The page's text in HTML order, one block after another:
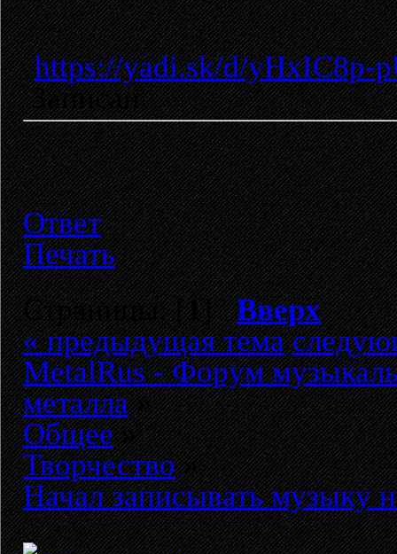
https://yadi.sk/d/yHxIC8p-
Записан
Ответ
Печать
Страницы: [1]Вверх
« предыдущая тема
MetalRus - Форум
металла»
Общее»
Творчество»
Начал записывать музыку